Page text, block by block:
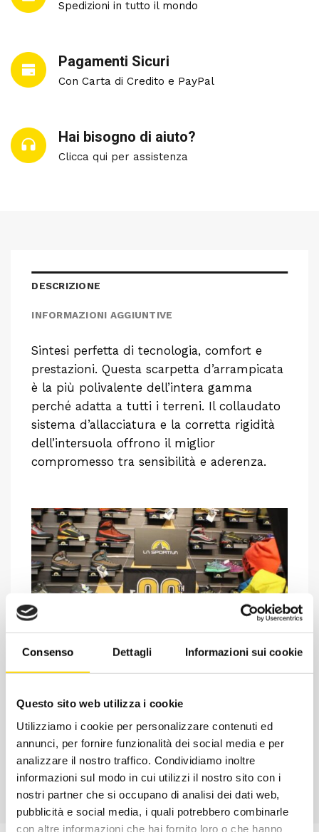
Consenso Dettagli Informazioni sui cookie
Questo sito web utilizza i cookie
Utilizziamo i cookie per personalizzare contenuti ed
annunci, per fornire funzionalità dei social media e per
analizzare il nostro traffico. Condividiamo inoltre
informazioni sul modo in cui utilizzi il nostro sito con i
nostri partner che si occupano di analisi dei dati web,
pubblicità e social media, i quali potrebbero combinarle
con altre informazioni che hai fornito loro o che hanno
Spedizioni in tutto il mondo
Pagamenti Sicuri
Con Carta di Credito e PayPal
Hai bisogno di aiuto?
Clicca qui per assistenza
Chiedi ad un esperto
CONTATTA
DESCRIZIONE
INFORMAZIONI AGGIUNTIVE
Sintesi perfetta di tecnologia, comfort e
prestazioni. Questa scarpetta d’arrampicata
è la più polivalente dell’intera gamma
perché adatta a tutti i terreni. Il collaudato
sistema d’allacciatura e la corretta rigidità
dell’intersuola offrono il miglior
compromesso tra sensibilità e aderenza.